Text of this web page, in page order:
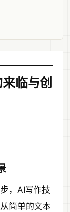
临与创
，AI写作技
简单的文本